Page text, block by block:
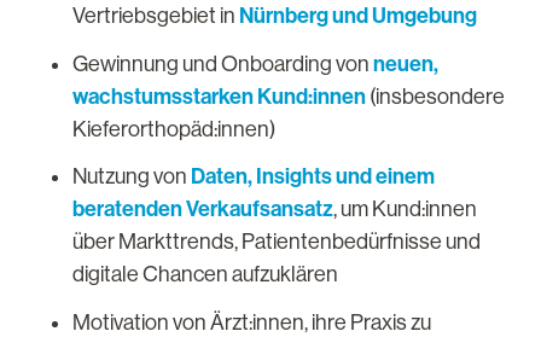
Vertriebsgebiet in Nürnberg und Umgebung
Gewinnung und Onboarding von neuen,
wachstumsstarken Kund:innen (insbesondere
Kieferorthopäd:innen)
Nutzung von Daten, Insights und einem
beratenden Verkaufsansatz, um Kund:innen
über Markttrends, Patientenbedürfnisse und
digitale Chancen aufzuklären
Motivation von Ärzt:innen, ihre Praxis zu